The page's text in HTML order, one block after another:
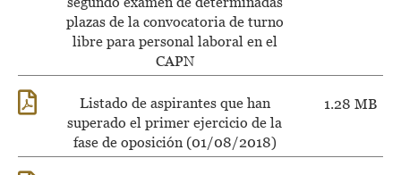
plazas de la convocatoria de turno
libre para personal laboral en el
CAPN
Listado de aspirantes que han
superado el primer ejercicio de la
fase de oposición (01/08/2018)
1.28 MB